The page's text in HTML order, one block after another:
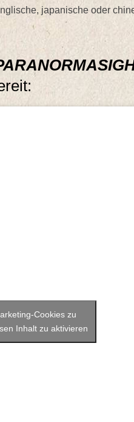
japanische oder
Cookies zu
Inhalt zu aktivieren